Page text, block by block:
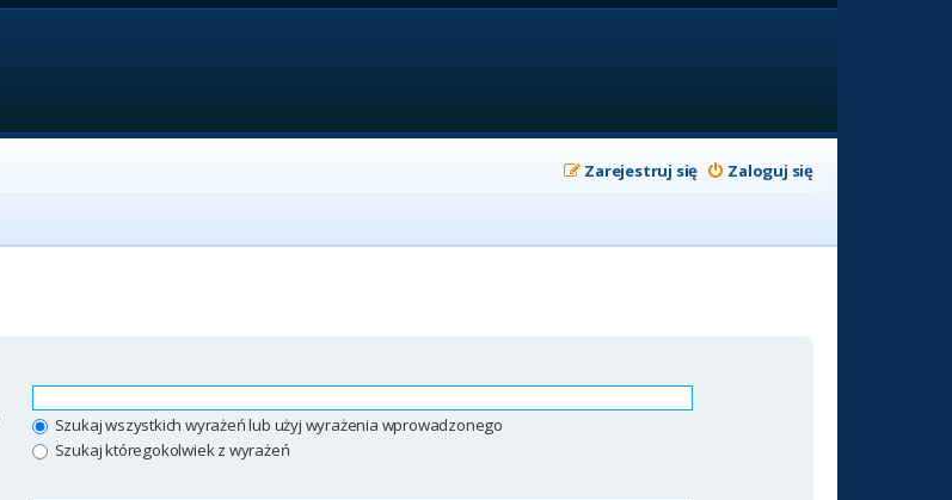
Zaloguj się
Zarejestruj się
Szukaj wszystkich wyrażeń lub użyj wyrażenia wprowadzonego
Szukaj któregokolwiek z wyrażeń